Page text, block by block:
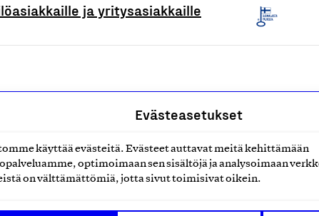
Evästeasetukset
käyttää evästeitä. Evästeet auttavat meitä kehittämään
optimoimaan sen sisältöjä ja analysoimaan
on välttämättömiä, jotta sivut toimisivat oikein.
ja yritysasiakkaille
Suomalainen työ